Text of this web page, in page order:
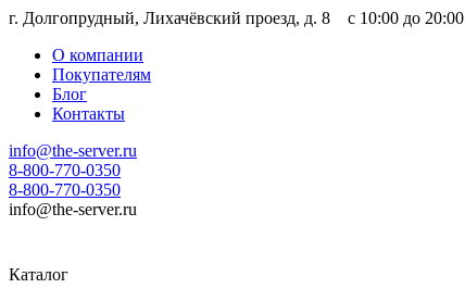
г. Долгопрудный, Лихачёвский проезд, д. 8 c 10:00 до 20:00
О компании
Покупателям
Блог
Контакты
info@the-server.ru
8-800-770-0350
8-800-770-0350
info@the-server.ru
Каталог